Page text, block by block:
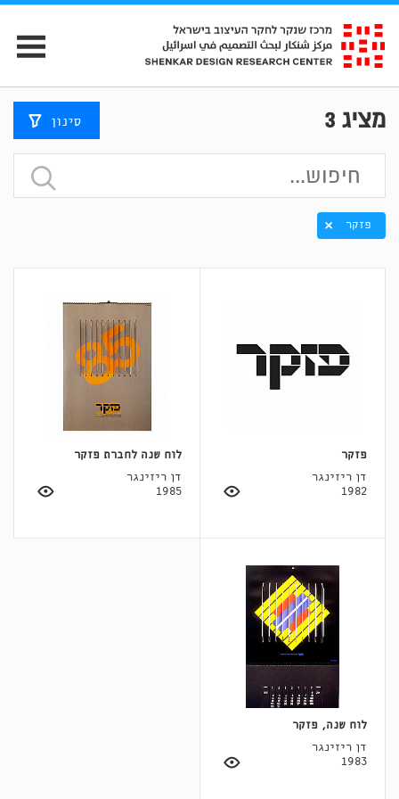
מציג 3 סינון
פזקר
פזקר
דן ריזינגר
1982
לוח שנה לחברת פזקר
דן ריזינגר
1985
לוח שנה, פזקר
דן ריזינגר
1983